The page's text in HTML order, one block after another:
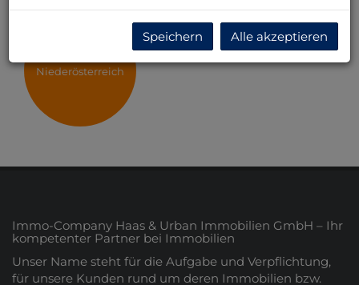
Niederösterreich
Immo-Company Haas & Urban Immobilien GmbH – Ihr
kompetenter Partner bei Immobilien
Unser Name steht für die Aufgabe und Verpflichtung,
für unsere Kunden rund um deren Immobilien bzw.
Speichern Alle akzeptieren